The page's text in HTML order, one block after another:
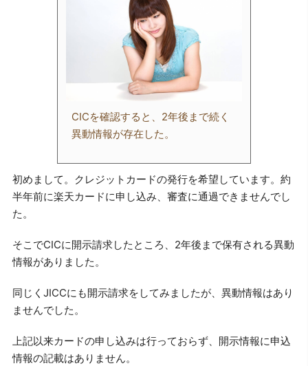
CICを確認すると、2年後まで続く
異動情報が存在した。
初めまして。クレジットカードの発行を希望しています。約
半年前に楽天カードに申し込み、審査に通過できませんでし
た。
そこでCICに開示請求したところ、2年後まで保有される異動
情報がありました。
同じくJICCにも開示請求をしてみましたが、異動情報はあり
ませんでした。
上記以来カードの申し込みは行っておらず、開示情報に申込
情報の記載はありません。